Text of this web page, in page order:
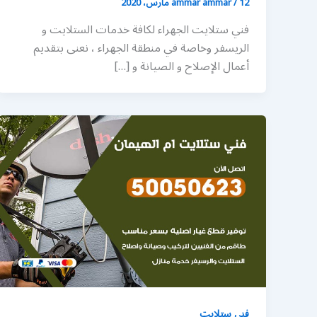
فني ستلايت الجهراء لكافة خدمات الستلايت و
الريسفر وخاصة في منطقة الجهراء ، نعنى بتقديم
أعمال الإصلاح و الصيانة و […]